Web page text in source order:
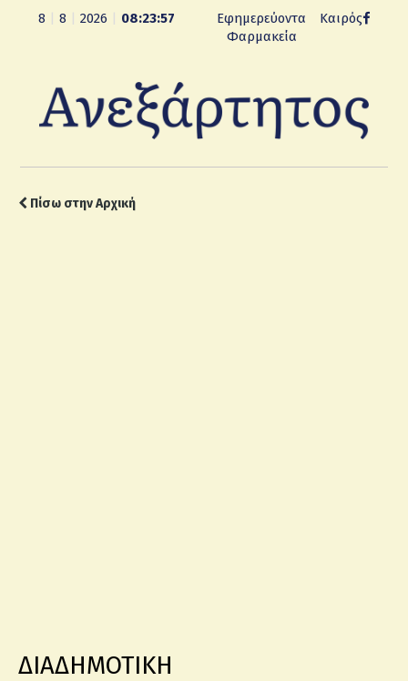
8 8 2026 08:23:58
Εφημερεύοντα
Φαρμακεία
Καιρός
Πίσω στην Αρχική
ΔΙΑΔΗΜΟΤΙΚΗ